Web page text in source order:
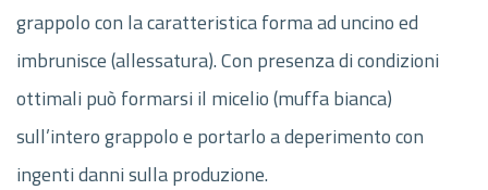
grappolo con la caratteristica forma ad uncino ed
imbrunisce (allessatura). Con presenza di condizioni
ottimali può formarsi il micelio (muffa bianca)
sull’intero grappolo e portarlo a deperimento con
ingenti danni sulla produzione.